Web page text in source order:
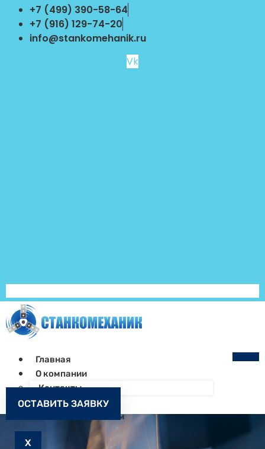
Перейти
содержимому
+7 (499) 390-58-64
+7 (916) 129-74-20
info@stankomehanik.ru
Vk
Главная
О компании
Контакты
Как заказать
Запчасти к станкам
X
ОСТАВИТЬ ЗАЯВКУ